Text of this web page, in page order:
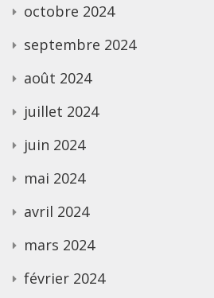
octobre 2024
septembre 2024
août 2024
juillet 2024
juin 2024
mai 2024
avril 2024
mars 2024
février 2024